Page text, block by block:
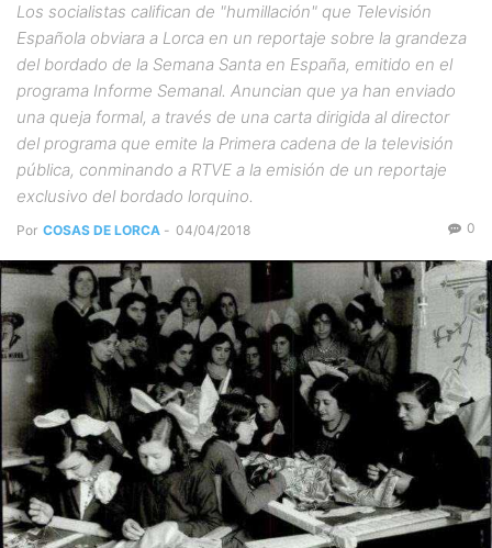
Los socialistas califican de "humillación" que Televisión
Española obviara a Lorca en un reportaje sobre la grandeza
del bordado de la Semana Santa en España, emitido en el
programa Informe Semanal. Anuncian que ya han enviado
una queja formal, a través de una carta dirigida al director
del programa que emite la Primera cadena de la televisión
pública, conminando a RTVE a la emisión de un reportaje
exclusivo del bordado lorquino.
Por COSAS DE LORCA - 04/04/2018 0